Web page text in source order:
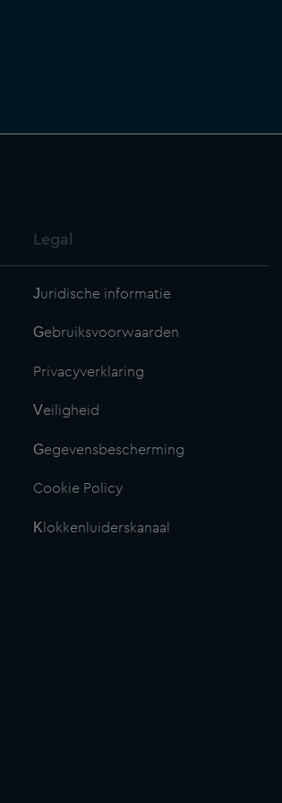
Legal
Juridische informatie
Gebruiksvoorwaarden
Privacyverklaring
Veiligheid
Gegevensbescherming
Cookie Policy
Klokkenluiderskanaal